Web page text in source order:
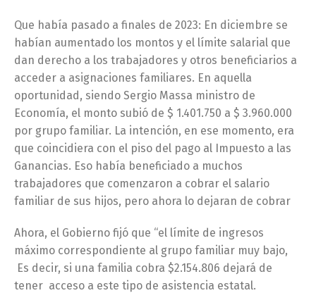
Que había pasado a finales de 2023: En diciembre se
habían aumentado los montos y el límite salarial que
dan derecho a los trabajadores y otros beneficiarios a
acceder a asignaciones familiares. En aquella
oportunidad, siendo Sergio Massa ministro de
Economía, el monto subió de $ 1.401.750 a $ 3.960.000
por grupo familiar. La intención, en ese momento, era
que coincidiera con el piso del pago al Impuesto a las
Ganancias. Eso había beneficiado a muchos
trabajadores que comenzaron a cobrar el salario
familiar de sus hijos, pero ahora lo dejaran de cobrar
Ahora, el Gobierno fijó que “el límite de ingresos
máximo correspondiente al grupo familiar muy bajo,
Es decir, si una familia cobra $2.154.806 dejará de
tener acceso a este tipo de asistencia estatal.